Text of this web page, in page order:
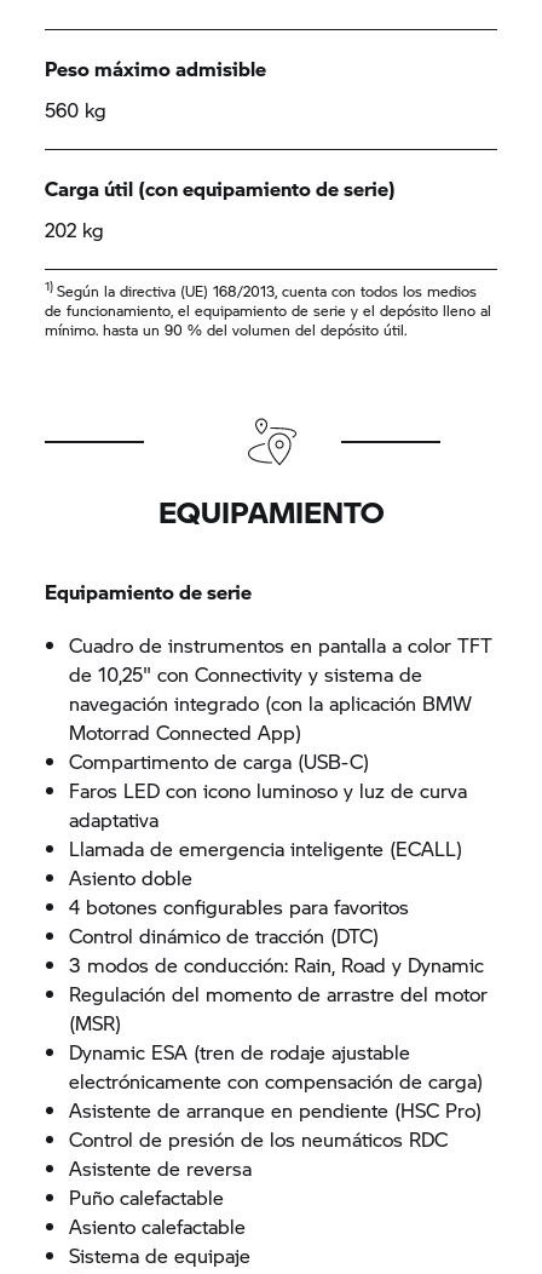
Peso máximo admisible
560 kg
Carga útil (con equipamiento de serie)
202 kg
1)Según la directiva (UE) 168/2013, cuenta con todos los medios
de funcionamiento, el equipamiento de serie y el depósito lleno al
mínimo. hasta un 90 % del volumen del depósito útil.
EQUIPAMIENTO
Equipamiento de serie
Cuadro de instrumentos en pantalla a color TFT
de 10,25" con Connectivity y sistema de
navegación integrado (con la aplicación BMW
Motorrad Connected App)
Compartimento de carga (USB-C)
Faros LED con icono luminoso y luz de curva
adaptativa
Llamada de emergencia inteligente (ECALL)
Asiento doble
4 botones configurables para favoritos
Control dinámico de tracción (DTC)
3 modos de conducción: Rain, Road y Dynamic
Regulación del momento de arrastre del motor
(MSR)
Dynamic ESA (tren de rodaje ajustable
electrónicamente con compensación de carga)
Asistente de arranque en pendiente (HSC Pro)
Control de presión de los neumáticos RDC
Asistente de reversa
Puño calefactable
Asiento calefactable
Sistema de equipaje